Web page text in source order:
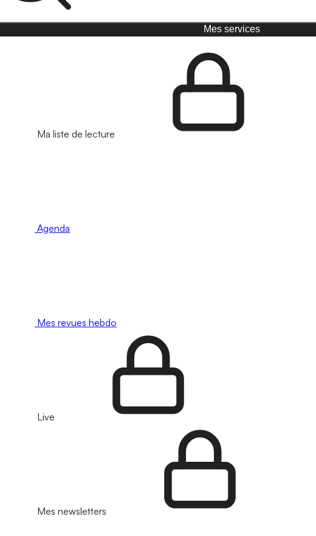
Mes services
Ma liste de lecture
Agenda
Mes revues hebdo
Live
Mes newsletters